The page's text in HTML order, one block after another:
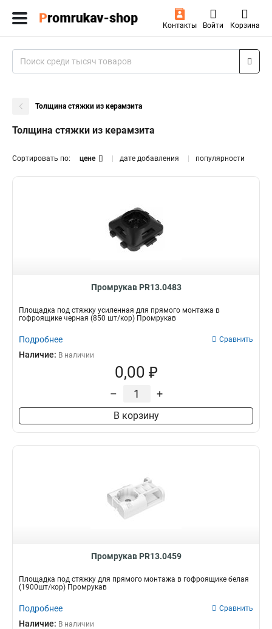
Контакты Войти Корзина
Толщина стяжки из керамзита
Толщина стяжки из керамзита
Сортировать по: цене дате добавления популярности
Промрукав PR13.0483
Площадка под стяжку усиленная для прямого монтажа в
гофроящике черная (850 шт/кор) Промрукав
Подробнее Сравнить
Наличие: В наличии
0,00 ₽
– +
В корзину
Промрукав PR13.0459
Площадка под стяжку для прямого монтажа в гофроящике белая
(1900шт/кор) Промрукав
Подробнее Сравнить
Наличие: В наличии